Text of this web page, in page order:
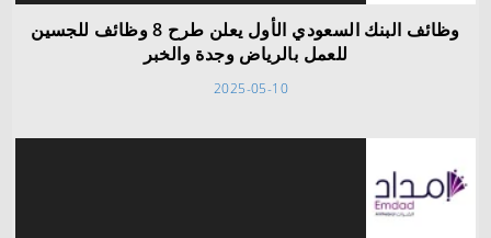
وظائف البنك السعودي الأول يعلن طرح 8 وظائف للجسين
للعمل بالرياض وجدة والخبر
2025-05-10